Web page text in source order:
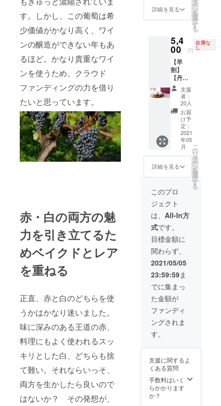
す。しかし、この葡萄は希
少価値がかなり高く、ワイ
ンの醸造ができない年もあ
るほど。かなり貴重なワイ
ンを使うため、クラウド
ファンディングの力を借り
たいと思っています。
赤・白の両方の魅
力を引き立てるた
めベイクドとレア
を重ねる
正直、赤と白のどちらを使
うかはかなり迷いました。
味に深みのある王道の赤、
料理にもよく使われるスッ
キリとした白、どちらも捨
て難い。それならいっそ、
両方を生かしたら良いので
はないか？ その発想が、
とプ
ブル状
になる
混ぜ込
むこと
によ
り、プ
レーン
の生地
がチョ
コレー
トの味
を引き
立た
せ、ど
味も感
じさせ
に焼き
おりま
す。 完
ぜきっ
てしま
うと
チョコ
レート
が勝っ
てしま
いチー
ズの味
がぼや
けてし
まうか
らで
DariKさ
んの砕
いた
チョコ
をたっ
ぷりと
お控え
消費期
限1ヶ月
チーズ
ケーキ
※アレル
示 卵・
乳・小
麦粉 ※
アル
コール
を含ん
でおり
ます。
お子さ
ま、ド
ライ
バーの
方や妊
娠中、
授乳中
の方は
お控え
発送
消費期
限1ヶ月
詳細を見る ー
ン
を
選
択
す
る
5,4
00 円
在庫な
し
【早
割】
【丹波
ワイン×
ソラア
オ】赤
のベイ
クドと
白のレ
ア、2層
が織り
なす大
人の
チーズ
ケーキ
※アレル
ギー表
示 卵・
乳・小
麦粉 ※
アル
コール
を含ん
でおり
ます。
お子さ
ま、ド
ライ
バーの
方や妊
娠中、
授乳中
の方は
お控え
発送
限1ヶ月
支援
者：
20人
お届
け予
定：
2021
年05
月
詳細を見る
こ
の
リ
タ
ー
ン
を
選
択
す
る
このプロ
ジェクト
は、 All-In方
式です。
目標金額に
関わらず、
2021/05/05
23:59:59ま
でに集まっ
た金額が
ファンディ
ングされま
す。
支援に関するよ
くある質問
手数料はいく
らかかります
か？